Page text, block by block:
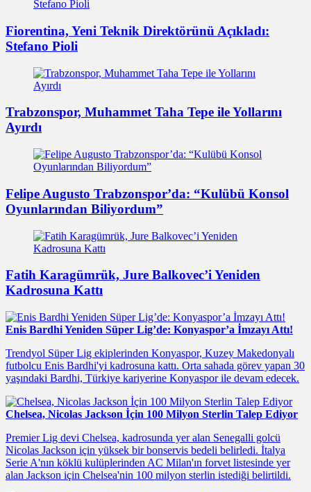
Fiorentina, Yeni Teknik Direktörünü Açıkladı:
Stefano Pioli
Trabzonspor, Muhammet Taha Tepe ile Yollarını
Ayırdı
Felipe Augusto Trabzonspor’da: “Kulübü Konsol
Oyunlarından Biliyordum”
Fatih Karagümrük, Jure Balkovec’i Yeniden
Kadrosuna Kattı
Enis Bardhi Yeniden Süper Lig’de: Konyaspor’a İmzayı Attı!
Trendyol Süper Lig ekiplerinden Konyaspor, Kuzey Makedonyalı
futbolcu Enis Bardhi'yi kadrosuna kattı. Orta sahada görev yapan 30
yaşındaki Bardhi, Türkiye kariyerine Konyaspor ile devam edecek.
Chelsea, Nicolas Jackson İçin 100 Milyon Sterlin Talep Ediyor
Premier Lig devi Chelsea, kadrosunda yer alan Senegalli golcü
Nicolas Jackson için yüksek bir bonservis bedeli belirledi. İtalya
Serie A'nın köklü kulüplerinden AC Milan'ın forvet listesinde yer
alan Jackson için Chelsea'nin 100 milyon sterlin istediği belirtildi.